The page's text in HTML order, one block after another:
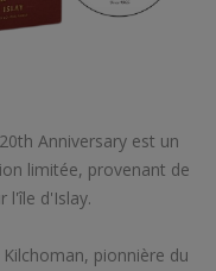
Anniversary est un
limitée, provenant de
l'île d'Islay.
pionnière du